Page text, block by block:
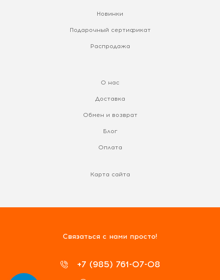
Новинки
Подарочный сертификат
Распродажа
О нас
Доставка
Обмен и возврат
Блог
Оплата
Карта сайта
Связаться с нами просто!
+7 (985) 761-07-08